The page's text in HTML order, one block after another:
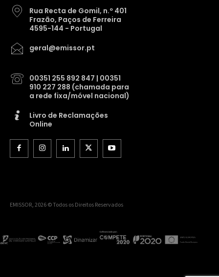
Rua Recta de Gomil, n.º 401
Frazão, Paços de Ferreira
4595-144 - Portugal
geral@emissor.pt
00351 255 892 847 | 00351
910 227 288 (chamada para
a rede fixa/móvel nacional)
Livro de Reclamações
Online
EMISSOR, 2026 © Todos os Direitos Reservados